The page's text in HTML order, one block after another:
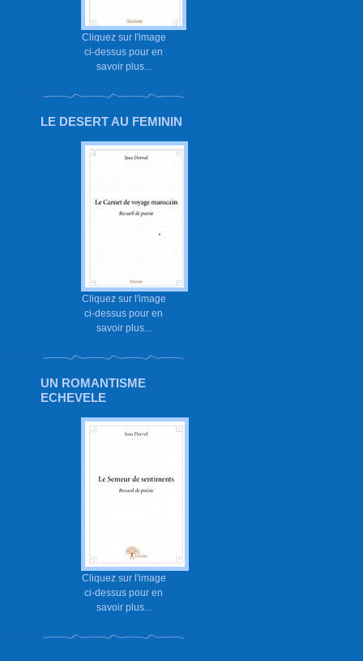
Cliquez sur l'image
ci-dessus pour en
savoir plus...
LE DESERT AU FEMININ
Cliquez sur l'image
ci-dessus pour en
savoir plus...
UN ROMANTISME
ECHEVELE
Cliquez sur l'image
ci-dessus pour en
savoir plus...